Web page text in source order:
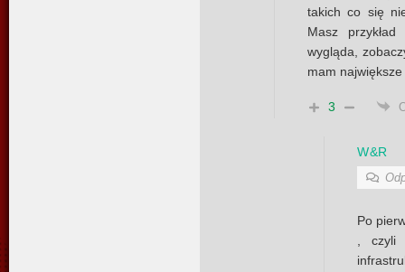
takich co się
Masz
wygląda,
mam
3
W&R
Po
, czyli